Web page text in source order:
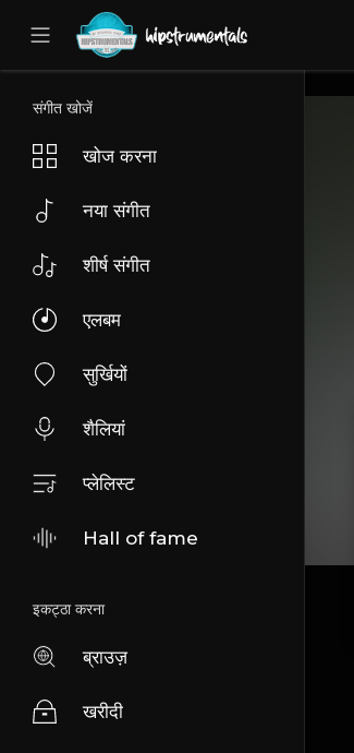
UA-36237165-1
संगीत खोजें
खोज करना
नया संगीत
शीर्ष संगीत
एलबम
सुर्खियों
शैलियां
प्लेलिस्ट
Hall of fame
इकट्ठा करना
ब्राउज़
खरीदी